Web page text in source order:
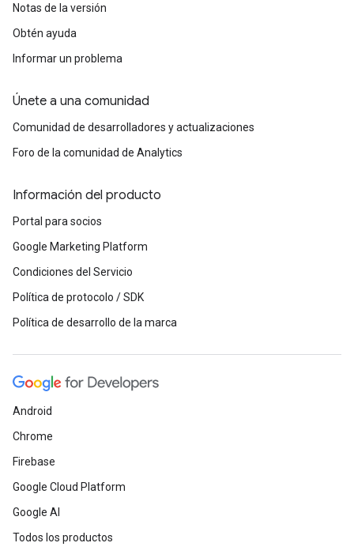
Notas de la versión
Obtén ayuda
Informar un problema
Únete a una comunidad
Comunidad de desarrolladores y actualizaciones
Foro de la comunidad de Analytics
Información del producto
Portal para socios
Google Marketing Platform
Condiciones del Servicio
Política de protocolo / SDK
Política de desarrollo de la marca
Android
Chrome
Firebase
Google Cloud Platform
Google AI
Todos los productos